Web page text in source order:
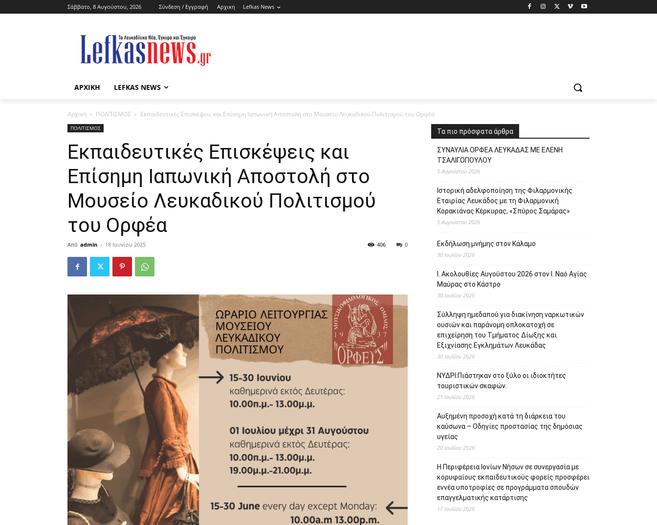
Σάββατο, 8 Αυγούστου, 2026 Σύνδεση / Εγγραφή Αρχικη Lefkas News
ΑΡΧΙΚΗ LEFKAS NEWS
Αρχική ΠΟΛΙΤΙΣΜΟΣ Εκπαιδευτικές Επισκέψεις και Επίσημη Ιαπωνική Αποστολή στο Μουσείο Λευκαδικού Πολιτισμού του Ορφέα
ΠΟΛΙΤΙΣΜΟΣ
Εκπαιδευτικές Επισκέψεις και
Επίσημη Ιαπωνική Αποστολή στο
Μουσείο Λευκαδικού Πολιτισμού
του Ορφέα
Από admin - 18 Ιουνίου 2025 0
406
Τα πιο πρόσφατα άρθρα
ΣΥΝΑΥΛΙΑ ΟΡΦΕΑ ΛΕΥΚΑΔΑΣ ΜΕ ΕΛΕΝΗ
ΤΣΑΛΙΓΟΠΟΥΛΟΥ
5 Αυγούστου 2026
Ιστορική αδελφοποίηση της Φιλαρμονικής
Εταιρίας Λευκάδος με τη Φιλαρμονική
Κορακιάνας Κέρκυρας, «Σπύρος Σαμάρας»
5 Αυγούστου 2026
Εκδήλωση μνήμης στον Κάλαμο
30 Ιουλίου 2026
Ι. Ακολουθίες Αυγούστου 2026 στον Ι. Ναό Αγίας
Μαύρας στο Κάστρο
30 Ιουλίου 2026
Σύλληψη ημεδαπού για διακίνηση ναρκωτικών
ουσιών και παράνομη οπλοκατοχή σε
επιχείρηση του Τμήματος Δίωξης και
Εξιχνίασης Εγκλημάτων Λευκάδας
30 Ιουλίου 2026
ΝΥΔΡΙ:Πιάστηκαν στο ξύλο οι ιδιοκτήτες
τουριστικών σκαφών.
21 Ιουλίου 2026
Αυξημένη προσοχή κατά τη διάρκεια του
καύσωνα – Οδηγίες προστασίας της δημόσιας
υγείας
20 Ιουλίου 2026
Η Περιφέρεια Ιονίων Νήσων σε συνεργασία με
κορυφαίους εκπαιδευτικούς φορείς προσφέρει
εννέα υποτροφίες σε προγράμματα σπουδών
επαγγελματικής κατάρτισης
17 Ιουλίου 2026